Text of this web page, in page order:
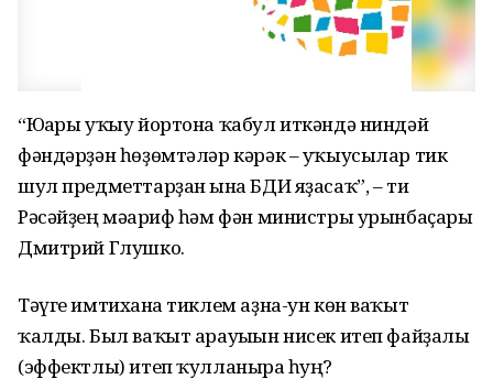
“Юғары уҡыу йортона ҡабул иткәндә ниндәй
фәндәрҙән һөҙөмтәләр кәрәк – уҡыусылар тик
шул предметтарҙан ғына БДИ яҙасаҡ”, – ти
Рәсәйҙең мәғариф һәм фән министры урынбаҫары
Дмитрий Глушко.
Тәүге имтиханға тиклем аҙна-ун көн ваҡыт
ҡалды. Был ваҡыт арауығын нисек итеп файҙалы
(эффектлы) итеп ҡулланырға һуң?